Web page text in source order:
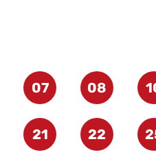
07 08
21 22